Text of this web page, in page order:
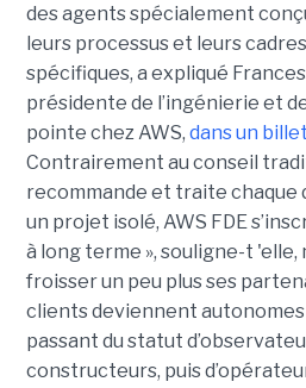
des agents spécialement
leurs processus et leurs
spécifiques, a expliqué
présidente de l’ingénierie et
pointe chez AWS, dans un
Contrairement au conseil
recommande et traite chaque
un projet isolé, AWS FDE
à long terme », souligne-t 'elle,
froisser un peu plus ses
clients deviennent autonomes
passant du statut
constructeurs, puis